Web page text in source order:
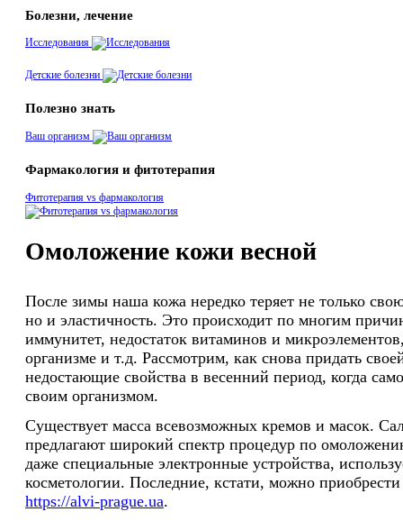
Болезни, лечение
Исследования
Детские болезни
Полезно знать
Ваш организм
Фармакология и фитотерапия
Фитотерапия vs фармакология
Омоложение кожи весной
После зимы наша кожа нередко теряет не только
но и эластичность. Это происходит по многим
иммунитет, недостаток витаминов и
организме и т.д. Рассмотрим, как снова придать
недостающие свойства в весенний период, когда
своим организмом.
Существует масса всевозможных кремов и масок.
предлагают широкий спектр процедур по
даже специальные электронные устройства,
косметологии. Последние, кстати, можно
https://alvi-prague.ua.